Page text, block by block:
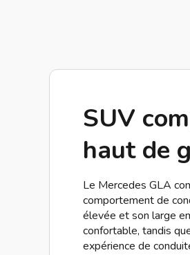
SUV
haut de
Le Mercedes GLA
comportement de
élevée et son large
confortable, tandis
expérience de